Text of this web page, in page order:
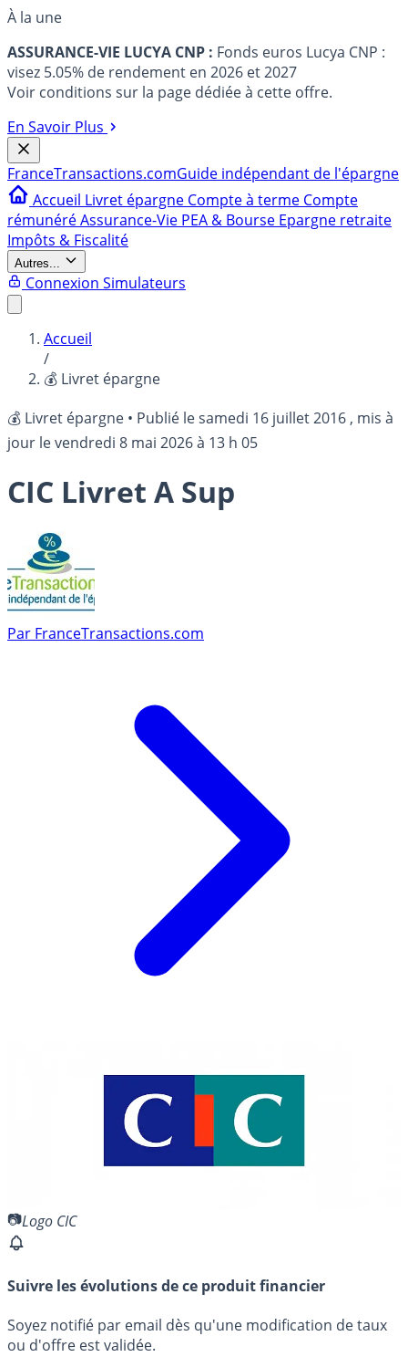
À la une
ASSURANCE-VIE LUCYA CNP : Fonds euros Lucya CNP :
visez 5.05% de rendement en 2026 et 2027
Voir conditions sur la page dédiée à cette offre.
En Savoir Plus
FranceTransactions.comGuide indépendant de l'épargne
Accueil Livret épargne Compte à terme Compte
rémunéréAssurance-Vie PEA & Bourse Epargne retraite
Impôts & Fiscalité
Autres...
Connexion Simulateurs
Accueil
/
💰 Livret épargne
💰 Livret épargne • Publié lesamedi 16 juillet 2016 , mis à
jour levendredi 8 mai 2026 à 13 h 05
CIC Livret A Sup
Par FranceTransactions.com
Logo CIC
Suivre les évolutions de ce produit financier
Soyez notifié par email dès qu'une modification de taux
ou d'offre est validée.